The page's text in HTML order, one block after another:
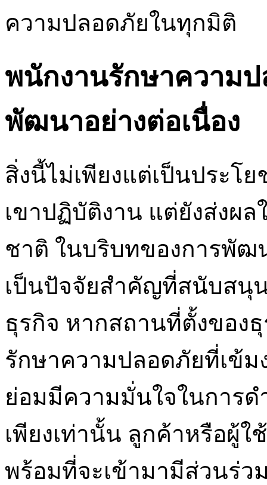
ความปลอดภัยในทุกมิติ
พนักงานรักษาความ
พัฒนาอย่างต่อเนื่อง
สิ่งนี้ไม่เพียงแต่เป็นประโ
เขาปฏิบัติงาน แต่ยังส่งผล
ชาติ ในบริบทของการพัฒ
เป็นปัจจัยสำคัญที่สนับสนุ
ธุรกิจ หากสถานที่ตั้งของ
รักษาความปลอดภัยที่เข้
ย่อมมีความมั่นใจในการ
เพียงเท่านั้น ลูกค้าหรือผู้ใ
พร้อมที่จะเข้ามามีส่วนร่ว